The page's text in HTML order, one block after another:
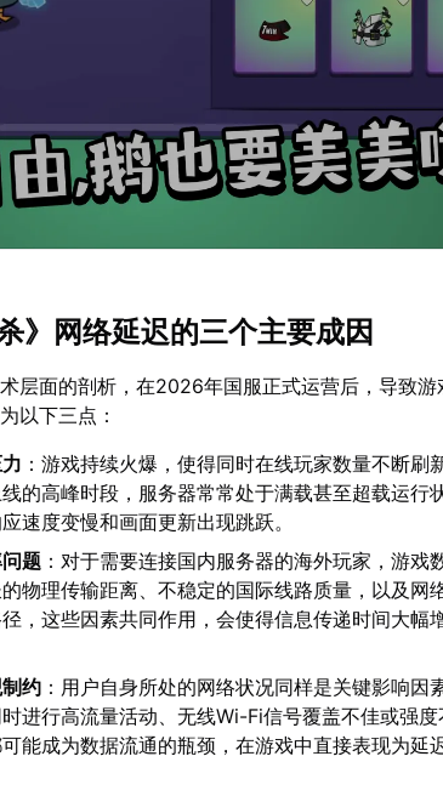
》网络延迟的三个主要成因
层面的剖析，在2026年国服正式运营后，导致游
以下三点：
：游戏持续火爆，使得同时在线玩家数量不断刷
的高峰时段，服务器常常处于满载甚至超载运行
速度变慢和画面更新出现跳跃。
题 ：对于需要连接国内服务器的海外玩家，游戏
物理传输距离、不稳定的国际线路质量，以及网
，这些因素共同作用，会使得信息传递时间大幅
约 ：用户自身所处的网络状况同样是关键影响因
进行高流量活动、无线Wi-Fi信号覆盖不佳或强度
能成为数据流通的瓶颈，在游戏中直接表现为延